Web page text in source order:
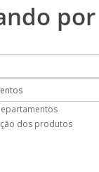
por
dos produtos